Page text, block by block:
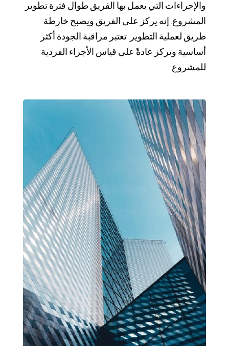
والإجراءات التي يعمل بها الفريق طوال فترة تطوير
المشروع. إنه يركز على الفريق ويصبح خارطة
طريق لعملية التطوير. تعتبر مراقبة الجودة أكثر
أساسية وتركز عادةً على قياس الأجزاء الفردية
للمشروع.